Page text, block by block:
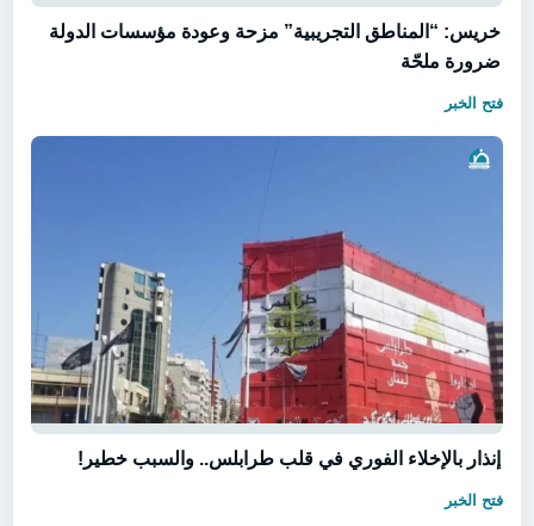
خريس: “المناطق التجريبية” مزحة وعودة مؤسسات الدولة
ضرورة ملحّة
فتح الخبر
إنذار بالإخلاء الفوري في قلب طرابلس.. والسبب خطير!
فتح الخبر